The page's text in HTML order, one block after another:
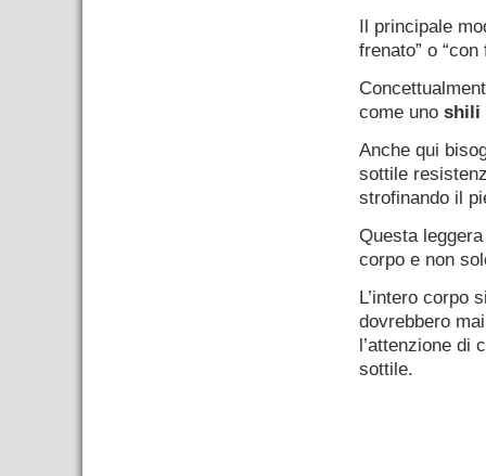
Il principale
frenato” o “con
come uno shili
Anche qui
sottile
strofinando il
Questa
corpo e non
L’intero corpo
dovrebbero
l’attenzione di
sottile.